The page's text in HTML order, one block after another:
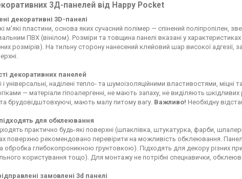
3Д-панелей від Happy Pocket
декоративні 3D-панелі
м'які пластини, основа яких сучасний полімер — спінений поліпропілен,
ПВХ (вінілом). Розміри та товщина панелі вказані у
розмірів). На тильну сторону нанесений клейовий шар високої адгезії,
декоративних панелей
і універсальні, наділені тепло- та шумоізоляційними властивостями,
— матеріали гіпоалергенні, не мають запаху, не виділяють
брудовідштовхуючі, мають малу питому вагу. Важливо! Необхідну
для обклеювання
практично будь-які поверхні (шпаклівка, штукатурка, фарби,
поверхню рекомендовано перевірити на можливість обклеювання.
обробка глибокопроникною грунтовкою). Підходять для декору різних
користування тощо). Для монтажу не потрібні спецнавички,
замовлені 3d панелі